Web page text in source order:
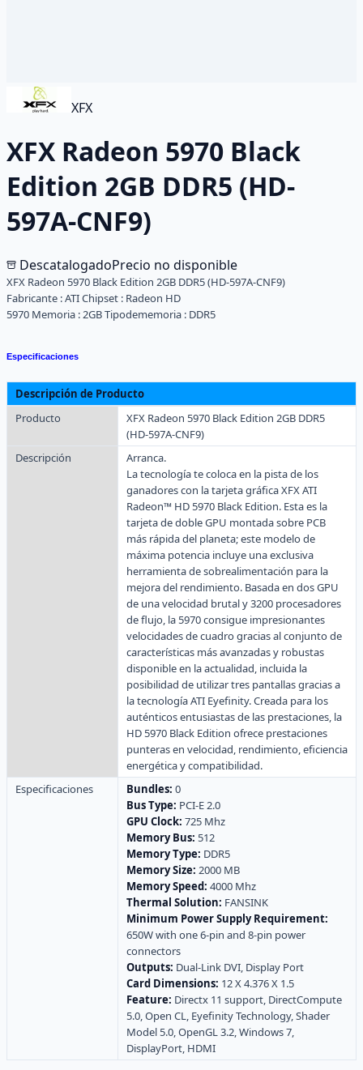
XFX
XFX Radeon 5970 Black
Edition 2GB DDR5 (HD-
597A-CNF9)
DescatalogadoPrecio no disponible
XFX Radeon 5970 Black Edition 2GB DDR5 (HD-597A-CNF9)
Fabricante :ATIChipset : Radeon HD
5970 Memoria :2GBTipodememoria : DDR5
Especificaciones
Descripción de Producto
Producto
XFX Radeon 5970 Black Edition 2GB DDR5
(HD-597A-CNF9)
Descripción
Arranca.
La tecnología te coloca en la pista de los
ganadores con la tarjeta gráfica XFX ATI
Radeon™ HD 5970 Black Edition. Esta es la
tarjeta de doble GPU montada sobre PCB
más rápida del planeta; este modelo de
máxima potencia incluye una exclusiva
herramienta de sobrealimentación para la
mejora del rendimiento. Basada en dos GPU
de una velocidad brutal y 3200 procesadores
de flujo, la 5970 consigue impresionantes
velocidades de cuadro gracias al conjunto de
características más avanzadas y robustas
disponible en la actualidad, incluida la
posibilidad de utilizar tres pantallas gracias a
la tecnología ATI Eyefinity. Creada para los
auténticos entusiastas de las prestaciones, la
HD 5970 Black Edition ofrece prestaciones
punteras en velocidad, rendimiento, eficiencia
energética y compatibilidad.
Especificaciones
Bundles: 0
Bus Type: PCI-E 2.0
GPU Clock: 725 Mhz
Memory Bus: 512
Memory Type: DDR5
Memory Size: 2000 MB
Memory Speed: 4000 Mhz
Thermal Solution: FANSINK
Minimum Power Supply Requirement:
650W with one 6-pin and 8-pin power
connectors
Outputs: Dual-Link DVI, Display Port
Card Dimensions: 12 X 4.376 X 1.5
Feature: Directx 11 support, DirectCompute
5.0, Open CL, Eyefinity Technology, Shader
Model 5.0, OpenGL 3.2, Windows 7,
DisplayPort, HDMI